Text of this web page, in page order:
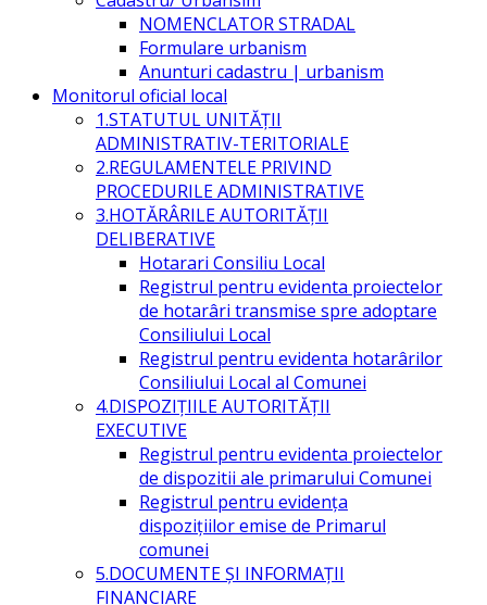
NOMENCLATOR STRADAL
Formulare urbanism
Anunturi cadastru | urbanism
Monitorul oficial local
1.STATUTUL UNITĂŢII
ADMINISTRATIV-TERITORIALE
2.REGULAMENTELE PRIVIND
PROCEDURILE ADMINISTRATIVE
3.HOTĂRÂRILE AUTORITĂŢII
DELIBERATIVE
Hotarari Consiliu Local
Registrul pentru evidenta proiectelor
de hotarâri transmise spre adoptare
Consiliului Local
Registrul pentru evidenta hotarârilor
Consiliului Local al Comunei
4.DISPOZIŢIILE AUTORITĂŢII
EXECUTIVE
Registrul pentru evidenta proiectelor
de dispozitii ale primarului Comunei
Registrul pentru evidența
dispozițiilor emise de Primarul
comunei
5.DOCUMENTE ŞI INFORMAŢII
FINANCIARE